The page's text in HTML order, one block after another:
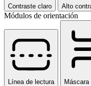
Contraste claro Alto
Módulos de orientación
Línea de lectura